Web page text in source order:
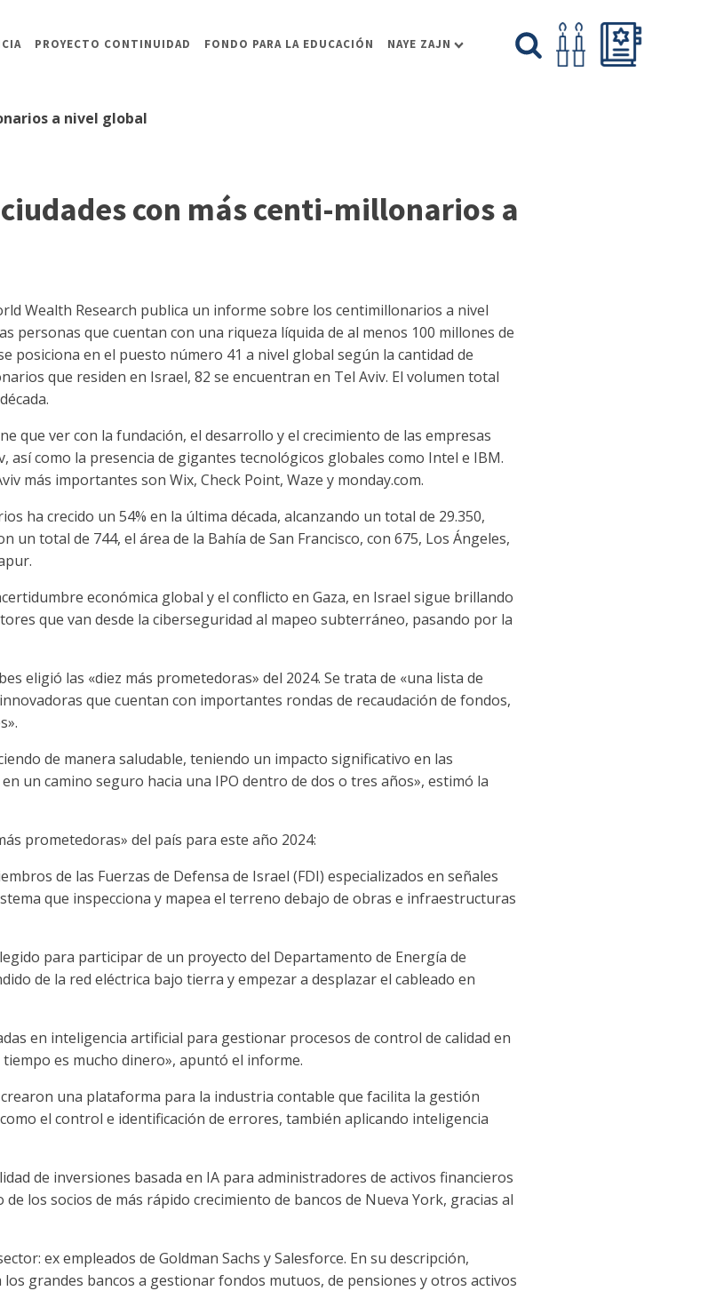
PROYECTO CONTINUIDAD FONDO PARA LA EDUCACIÓN NAYE ZAJN
a nivel global
con más centi-millonarios a
Wealth Research publica un informe sobre los centimillonarios a nivel
personas que cuentan con una riqueza líquida de al menos 100 millones de
posiciona en el puesto número 41 a nivel global según la cantidad de
que residen en Israel, 82 se encuentran en Tel Aviv. El volumen total
que ver con la fundación, el desarrollo y el crecimiento de las empresas
así como la presencia de gigantes tecnológicos globales como Intel e IBM.
más importantes son Wix, Check Point, Waze y monday.com.
ha crecido un 54% en la última década, alcanzando un total de 29.350,
un total de 744, el área de la Bahía de San Francisco, con 675, Los Ángeles,
económica global y el conflicto en Gaza, en Israel sigue brillando
que van desde la ciberseguridad al mapeo subterráneo, pasando por la
eligió las «diez más prometedoras» del 2024. Se trata de «una lista de
que cuentan con importantes rondas de recaudación de fondos,
de manera saludable, teniendo un impacto significativo en las
un camino seguro hacia una IPO dentro de dos o tres años», estimó la
prometedoras» del país para este año 2024:
de las Fuerzas de Defensa de Israel (FDI) especializados en señales
que inspecciona y mapea el terreno debajo de obras e infraestructuras
para participar de un proyecto del Departamento de Energía de
de la red eléctrica bajo tierra y empezar a desplazar el cableado en
en inteligencia artificial para gestionar procesos de control de calidad en
es mucho dinero», apuntó el informe.
una plataforma para la industria contable que facilita la gestión
el control e identificación de errores, también aplicando inteligencia
de inversiones basada en IA para administradores de activos financieros
los socios de más rápido crecimiento de bancos de Nueva York, gracias al
ex empleados de Goldman Sachs y Salesforce. En su descripción,
grandes bancos a gestionar fondos mutuos, de pensiones y otros activos